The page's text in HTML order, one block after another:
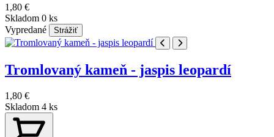
1,80 €
Skladom 0 ks
Vypredané
Strážiť
Tromlovaný kameň - jaspis leopardí
1,80 €
Skladom 4 ks